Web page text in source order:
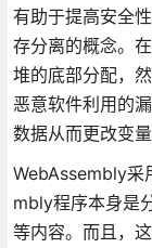
有助于提高安全
存分离的概念。
堆的底部分配，
恶意软件利用的
数据从而更改变
WebAssembly采
mbly程序本身是
等内容。而且，